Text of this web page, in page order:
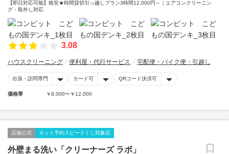
【即日対応可能】格安★時間貸切引っ越しプラン3時間12,000円～｜エアコンクリーニン
グ・取外し対応
3.08
ハウスクリーニング 便利屋・代行サービス 宅配便・バイク便・引越し
出張・訪問専門 カード可 QRコード決済可
価格帯 ￥8,000〜￥12,000
店舗公式 ネット予約スピードくじ対象店
外壁まる洗い「クリーナーズ ラボ」